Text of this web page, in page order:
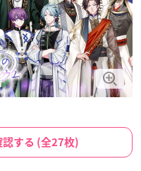
認する (全27枚)